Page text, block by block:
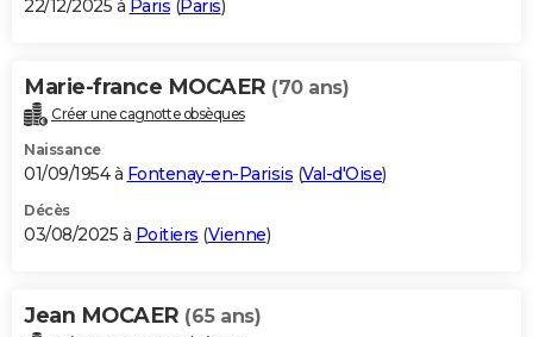
22/12/2025 à Paris (Paris)
Marie-france MOCAER (70 ans)
Créer une cagnotte obsèques
Naissance
01/09/1954 à Fontenay-en-Parisis (Val-d'Oise)
Décès
03/08/2025 à Poitiers (Vienne)
Jean MOCAER (65 ans)